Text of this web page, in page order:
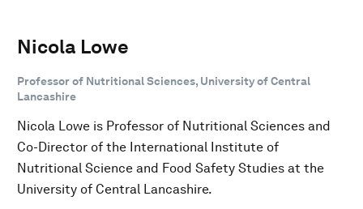
Nicola Lowe
Professor of Nutritional Sciences, University of Central
Lancashire
Nicola Lowe is Professor of Nutritional Sciences and
Co-Director of the International Institute of
Nutritional Science and Food Safety Studies at the
University of Central Lancashire.